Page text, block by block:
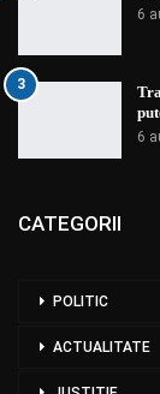
6
3
6
CATEGORII
POLITIC
ACTUALITATE